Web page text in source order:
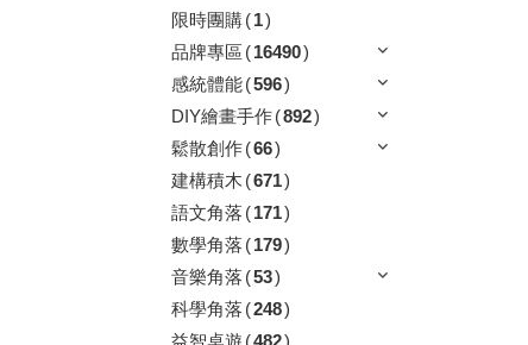
限時團購(1)
品牌專區 (16490)
感統體能(596)
DIY繪畫手作(892)
鬆散創作(66)
建構積木 (671)
語文角落 (171)
數學角落 (179)
音樂角落 (53)
科學角落 (248)